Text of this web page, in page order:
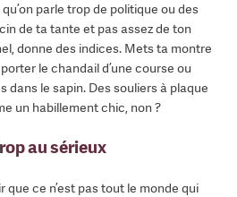
parle trop de politique ou des
de ta tante et pas assez de ton
donne des indices. Mets ta montre
le chandail d’une course ou
dans le sapin. Des souliers à plaque
un habillement chic, non ?
au sérieux
que ce n’est pas tout le monde qui